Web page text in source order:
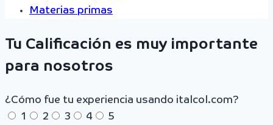
Materias primas
Tu Calificación es muy importante
para nosotros
¿Cómo fue tu experiencia usando italcol.com?
1
2 3 4
5